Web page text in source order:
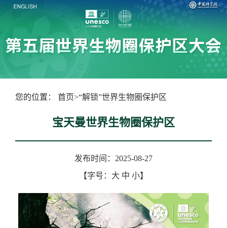
您的位置： 首页>“解锁”世界生物圈保护区
宝天曼世界生物圈保护区
发布时间：2025-08-27
【字号： 大 中 小】